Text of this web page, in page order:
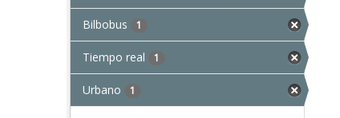
Bilbobus 1
Tiempo real 1
Urbano 1